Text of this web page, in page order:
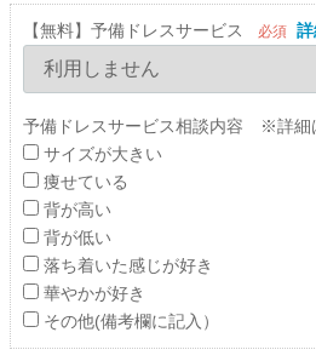
【無料】予備ドレスサービス 必須
予備ドレスサービス相談内容 ※詳細
サイズが大きい
痩せている
背が高い
背が低い
落ち着いた感じが好き
華やかが好き
その他(備考欄に記入）